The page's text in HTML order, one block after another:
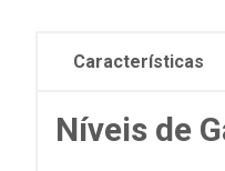
Características
Níveis de